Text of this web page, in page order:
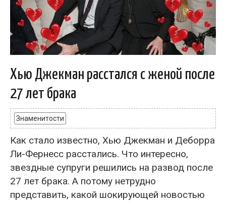
Хью Джекман расстался с женой после
27 лет брака
Знаменитости
Как стало известно, Хью Джекман и Деборра
Ли-Фернесс расстались. Что интересно,
звездные супруги решились на развод после
27 лет брака. А потому нетрудно
представить, какой шокирующей новостью